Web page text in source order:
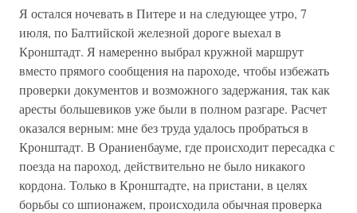
Я остался ночевать в Питере и на следующее утро, 7
июля, по Балтийской железной дороге выехал в
Кронштадт. Я намеренно выбрал кружной маршрут
вместо прямого сообщения на пароходе, чтобы избежать
проверки документов и возможного задержания, так как
аресты большевиков уже были в полном разгаре. Расчет
оказался верным: мне без труда удалось пробраться в
Кронштадт. В Ораниенбауме, где происходит пересадка с
поезда на пароход, действительно не было никакого
кордона. Только в Кронштадте, на пристани, в целях
борьбы со шпионажем, происходила обычная проверка